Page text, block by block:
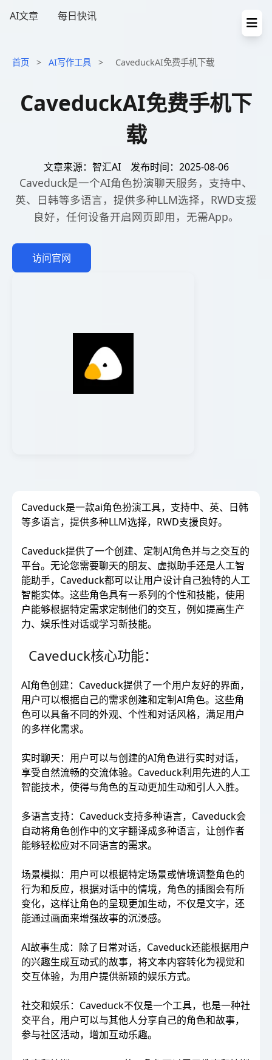
AI文章 每日快讯
首页 > AI写作工具 > CaveduckAI免费手机下载
CaveduckAI免费手机下
载
文章来源：智汇AI 发布时间：2025-08-06
Caveduck是一个AI角色扮演聊天服务，支持中、
英、日韩等多语言，提供多种LLM选择，RWD支援
良好，任何设备开启网页即用，无需App。
访问官网
Caveduck是一款ai角色扮演工具，支持中、英、日韩
等多语言，提供多种LLM选择，RWD支援良好。
Caveduck提供了一个创建、定制AI角色并与之交互的
平台。无论您需要聊天的朋友、虚拟助手还是人工智
能助手，Caveduck都可以让用户设计自己独特的人工
智能实体。这些角色具有一系列的个性和技能，使用
户能够根据特定需求定制他们的交互，例如提高生产
力、娱乐性对话或学习新技能。
Caveduck核心功能：
AI角色创建：Caveduck提供了一个用户友好的界面，
用户可以根据自己的需求创建和定制AI角色。这些角
色可以具备不同的外观、个性和对话风格，满足用户
的多样化需求。
实时聊天：用户可以与创建的AI角色进行实时对话，
享受自然流畅的交流体验。Caveduck利用先进的人工
智能技术，使得与角色的互动更加生动和引人入胜。
多语言支持：Caveduck支持多种语言，Caveduck会
自动将角色创作中的文字翻译成多种语言，让创作者
能够轻松应对不同语言的需求。
场景模拟：用户可以根据特定场景或情境调整角色的
行为和反应，根据对话中的情境，角色的插图会有所
变化，这样让角色的呈现更加生动，不仅是文字，还
能通过画面来增强故事的沉浸感。
AI故事生成：除了日常对话，Caveduck还能根据用户
的兴趣生成互动式的故事，将文本内容转化为视觉和
交互体验，为用户提供新颖的娱乐方式。
社交和娱乐：Caveduck不仅是一个工具，也是一种社
交平台，用户可以与其他人分享自己的角色和故事，
参与社区活动，增加互动乐趣。